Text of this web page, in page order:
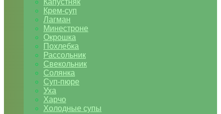
Капустняк
Крем-суп
Лагман
Минестроне
Окрошка
Похлебка
Рассольник
Свекольник
Солянка
Суп-пюре
Уха
Харчо
Холодные супы